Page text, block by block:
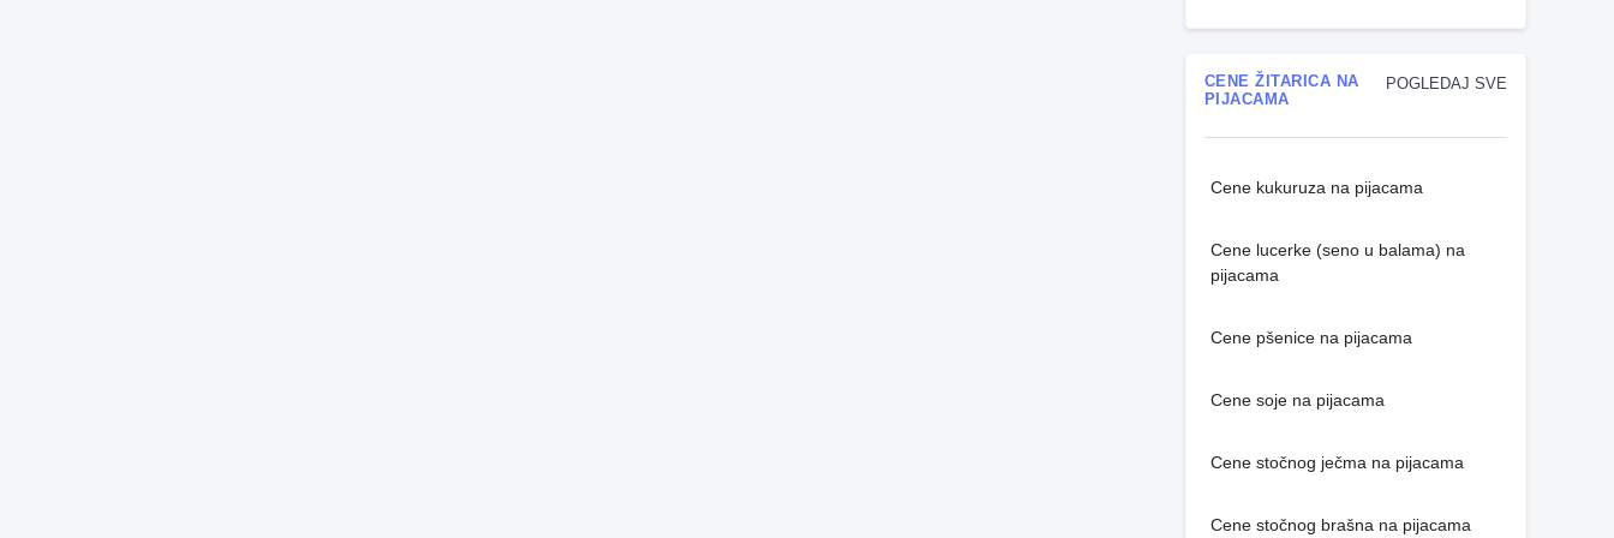
POGLEDAJ SVE
CENE ŽITARICA NA
PIJACAMA
Cene kukuruza na pijacama
Cene lucerke (seno u balama) na
pijacama
Cene pšenice na pijacama
Cene soje na pijacama
Cene stočnog ječma na pijacama
Cene stočnog brašna na pijacama